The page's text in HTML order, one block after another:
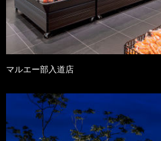
マルエー部入道店